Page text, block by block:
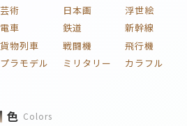
芸術
日本画 浮世絵
電車
鉄道 新幹線
貨物列車
戦闘機 飛行機
プラモデル
ミリタリー カラフル
色 Colors